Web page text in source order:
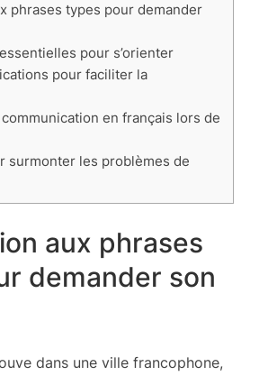
phrases types pour demander
pour s’orienter
pour faciliter la
en français lors de
surmonter les problèmes de
aux phrases
demander son
dans une ville francophone,